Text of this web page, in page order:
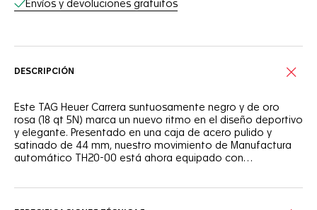
Envíos y devoluciones gratuitos
DESCRIPCIÓN
Este TAG Heuer Carrera suntuosamente negro y de oro
rosa (18 qt 5N) marca un nuevo ritmo en el diseño deportivo
y elegante. Presentado en una caja de acero pulido y
satinado de 44 mm, nuestro movimiento de Manufactura
automático TH20-00 está ahora equipado con